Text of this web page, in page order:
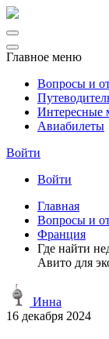
Главное меню
Вопросы и
Интересные
Авиабилеты
Войти
Войти
Главная
Вопросы и
Франция
Где найти
Авито для
Инна
16 декабря 2024